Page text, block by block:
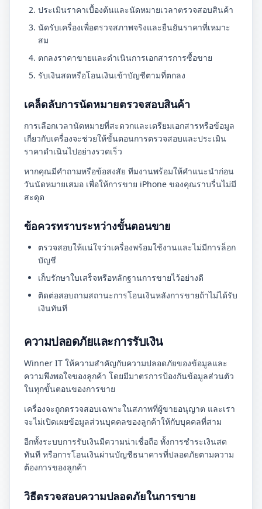
ประเมินราคาเบื้องต้นและนัดหมายเวลาตรวจสอบสินค้า
นัดรับเครื่องเพื่อตรวจสภาพจริงและยืนยันราคาที่เหมาะ
สม
ตกลงราคาขายและดำเนินการเอกสารการซื้อขาย
รับเงินสดหรือโอนเงินเข้าบัญชีตามที่ตกลง
เคล็ดลับการนัดหมายตรวจสอบสินค้า
การเลือกเวลานัดหมายที่สะดวกและเตรียมเอกสารหรือข้อมูล
เกี่ยวกับเครื่องจะช่วยให้ขั้นตอนการตรวจสอบและประเมิน
ราคาดำเนินไปอย่างรวดเร็ว
หากคุณมีคำถามหรือข้อสงสัย ทีมงานพร้อมให้คำแนะนำก่อน
วันนัดหมายเสมอ เพื่อให้การขาย iPhone ของคุณราบรื่นไม่มี
สะดุด
ข้อควรทราบระหว่างขั้นตอนขาย
ตรวจสอบให้แน่ใจว่าเครื่องพร้อมใช้งานและไม่มีการล็อก
บัญชี
เก็บรักษาใบเสร็จหรือหลักฐานการขายไว้อย่างดี
ติดต่อสอบถามสถานะการโอนเงินหลังการขายถ้าไม่ได้รับ
เงินทันที
ความปลอดภัยและการรับเงิน
Winner IT ให้ความสำคัญกับความปลอดภัยของข้อมูลและ
ความพึงพอใจของลูกค้า โดยมีมาตรการป้องกันข้อมูลส่วนตัว
ในทุกขั้นตอนของการขาย
เครื่องจะถูกตรวจสอบเฉพาะในสภาพที่ผู้ขายอนุญาต และเรา
จะไม่เปิดเผยข้อมูลส่วนบุคคลของลูกค้าให้กับบุคคลที่สาม
อีกทั้งระบบการรับเงินมีความน่าเชื่อถือ ทั้งการชำระเงินสด
ทันที หรือการโอนเงินผ่านบัญชีธนาคารที่ปลอดภัยตามความ
ต้องการของลูกค้า
วิธีตรวจสอบความปลอดภัยในการขาย